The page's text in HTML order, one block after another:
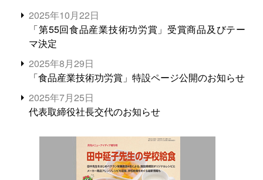
2025年10月22日
「第55回食品産業技術功労賞」受賞商品及びテー
マ決定
2025年8月29日
「食品産業技術功労賞」特設ページ公開のお知らせ
2025年7月25日
代表取締役社長交代のお知らせ